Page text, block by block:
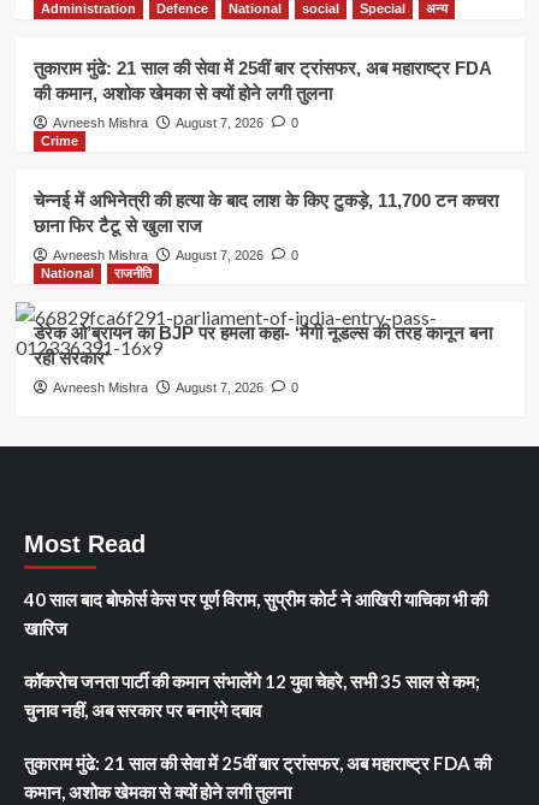
Administration
Defence National social Special अन्य
तुकाराम मुंढे: 21 साल की सेवा में 25वीं बार ट्रांसफर, अब महाराष्ट्र FDA
की कमान, अशोक खेमका से क्यों होने लगी तुलना
Avneesh Mishra August 7, 2026
0
Crime
चेन्नई में अभिनेत्री की हत्या के बाद लाश के किए टुकड़े, 11,700 टन कचरा
छाना फिर टैटू से खुला राज
Avneesh Mishra August 7, 2026
0
National
राजनीति
डेरेक ओ’ब्रायन का BJP पर हमला कहा- ‘मैगी नूडल्स की तरह कानून बना
रही सरकार’
Avneesh Mishra August 7, 2026 0
Most Read
40 साल बाद बोफोर्स केस पर पूर्ण विराम, सुप्रीम कोर्ट ने आखिरी याचिका भी की
खारिज
कॉकरोच जनता पार्टी की कमान संभालेंगे 12 युवा चेहरे, सभी 35 साल से कम;
चुनाव नहीं, अब सरकार पर बनाएंगे दबाव
तुकाराम मुंढे: 21 साल की सेवा में 25वीं बार ट्रांसफर, अब महाराष्ट्र FDA की
कमान, अशोक खेमका से क्यों होने लगी तुलना